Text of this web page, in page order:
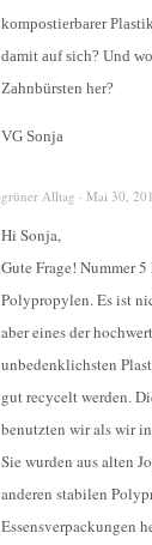
kompostierbarer
damit auf sich? Und
Zahnbürsten her?
VG Sonja
grüner Alltag · Mai 30,
Hi Sonja,
Gute Frage! Nummer
Polypropylen. Es ist
aber eines der
unbedenklichsten
gut recycelt werden.
benutzten wir als wir
Sie wurden aus alten
anderen stabilen
Essensverpackungen